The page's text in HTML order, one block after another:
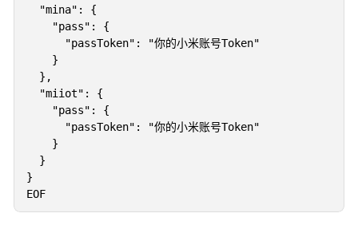
  "mina": {
    "pass": {
      "passToken": "你的小米账号Token"
    }
  },
  "miiot": {
    "pass": {
      "passToken": "你的小米账号Token"
    }
  }
}
EOF